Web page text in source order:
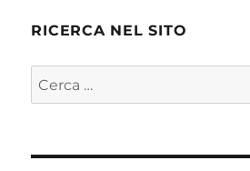
RICERCA NEL SITO
Cerca: